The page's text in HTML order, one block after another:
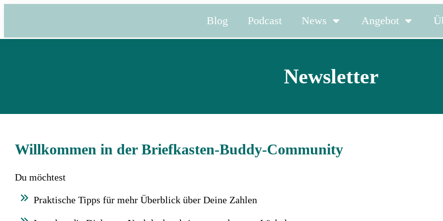
Blog Podcast News Angebot
Newsletter
Willkommen in der Briefkasten-Buddy-Community
Du möchtest
Praktische Tipps für mehr Überblick über Deine Zahlen